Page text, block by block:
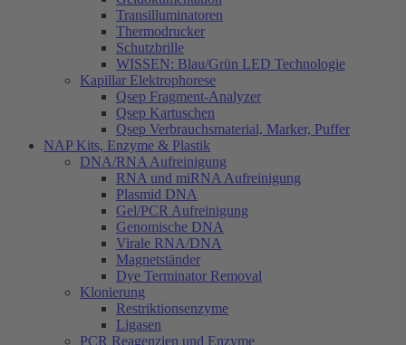
Transilluminatoren
Thermodrucker
Schutzbrille
WISSEN: Blau/Grün LED Technologie
Kapillar Elektrophorese
Qsep Fragment-Analyzer
Qsep Kartuschen
Qsep Verbrauchsmaterial, Marker, Puffer
NAP Kits, Enzyme & Plastik
DNA/RNA Aufreinigung
RNA und miRNA Aufreinigung
Plasmid DNA
Gel/PCR Aufreinigung
Genomische DNA
Virale RNA/DNA
Magnetständer
Dye Terminator Removal
Klonierung
Restriktionsenzyme
Ligasen
PCR Reagenzien und Enzyme